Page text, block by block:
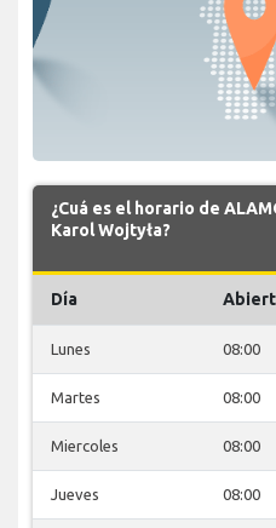
¿Cuá es el horario de
Karol Wojtyła?
Día
Lunes 08:00
Martes 08:00
Miercoles 08:00
Jueves 08:00